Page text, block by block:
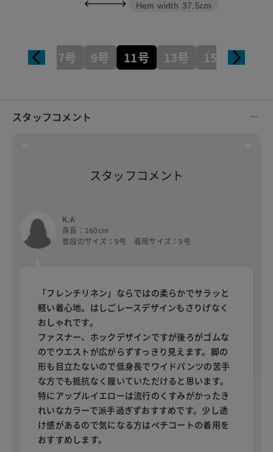
Hem width 37.5cm
7号 9号 11号 13号 15号
スタッフコメント
スタッフコメント
K.A
身長：160cm
普段のサイズ：9号 着用サイズ：9号
「フレンチリネン」ならではの柔らかでサラッと
軽い着心地。はしごレースデザインもさりげなく
おしゃれです。
ファスナー、ホックデザインですが後ろがゴムな
のでウエストが広がらずすっきり見えます。脚の
形も目立たないので低身長でワイドパンツの苦手
な方でも抵抗なく履いていただけると思います。
特にアップルイエローは流行のくすみがかったき
れいなカラーで派手過ぎずおすすめです。少し透
け感があるので気になる方はペチコートの着用を
おすすめします。